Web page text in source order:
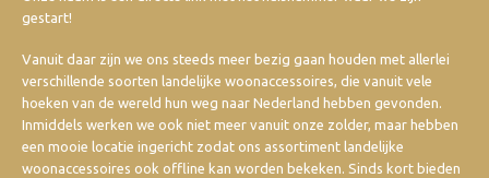
gestart!
Vanuit daar zijn we ons steeds meer bezig gaan houden met allerlei
verschillende soorten landelijke woonaccessoires, die vanuit vele
hoeken van de wereld hun weg naar Nederland hebben gevonden.
Inmiddels werken we ook niet meer vanuit onze zolder, maar hebben
een mooie locatie ingericht zodat ons assortiment landelijke
woonaccessoires ook offline kan worden bekeken. Sinds kort bieden